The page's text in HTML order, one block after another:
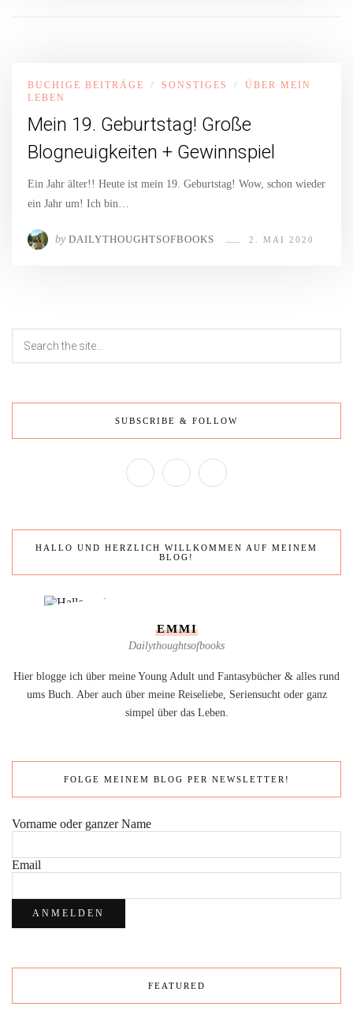
BUCHIGE BEITRÄGE / SONSTIGES /
ÜBER MEIN
LEBEN
Mein 19. Geburtstag! Große
Blogneuigkeiten + Gewinnspiel
Ein Jahr älter!! Heute ist mein 19. Geburtstag! Wow, schon wieder
ein Jahr um! Ich bin…
by DAILYTHOUGHTSOFBOOKS 2. MAI 2020
SUBSCRIBE & FOLLOW
HALLO UND HERZLICH WILLKOMMEN AUF MEINEM
BLOG!
EMMI
Dailythoughtsofbooks
Hier blogge ich über meine Young Adult und Fantasybücher & alles rund
ums Buch. Aber auch über meine Reiseliebe, Seriensucht oder ganz
simpel über das Leben.
FOLGE MEINEM BLOG PER NEWSLETTER!
Vorname oder ganzer Name
Email
FEATURED